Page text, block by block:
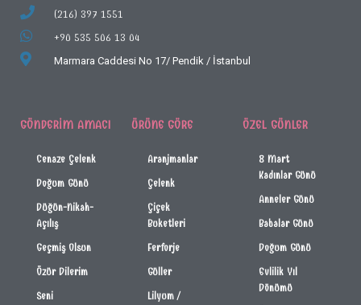
(216) 397 1551
+90 535 506 13 04
Marmara Caddesi No 17/ Pendik / İstanbul
GÖNDERIM AMACI
Cenaze Çelenk
Doğum Günü
Düğün-Nikah-
Açılış
Geçmiş Olsun
Özür Dilerim
Seni
ÜRÜNE GÖRE
Aranjmanlar
Çelenk
Çiçek
Buketleri
Ferforje
Güller
Lilyum /
ÖZEL GÜNLER
8 Mart
Kadınlar Günü
Anneler Günü
Babalar Günü
Doğum Günü
Evlilik Yıl
Dönümü